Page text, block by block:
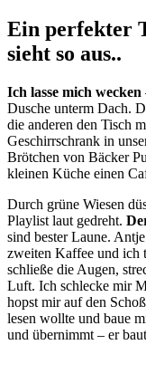
Ein perfekter
sieht so aus..
Ich lasse mich wecken
Dusche unterm Dach.
die anderen den Tisch
Geschirrschrank in
Brötchen von Bäcker
kleinen Küche einen
Durch grüne Wiesen
Playlist laut gedreht.
sind bester Laune.
zweiten Kaffee und ich
schließe die Augen,
Luft. Ich schlecke mir
hopst mir auf den
lesen wollte und baue
und übernimmt – er